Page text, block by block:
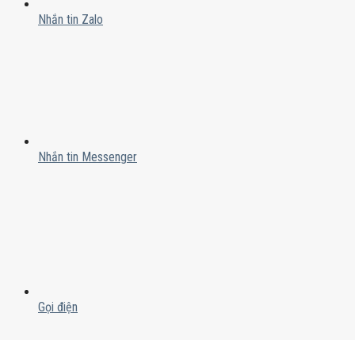
Nhắn tin Zalo
Nhắn tin Messenger
Gọi điện